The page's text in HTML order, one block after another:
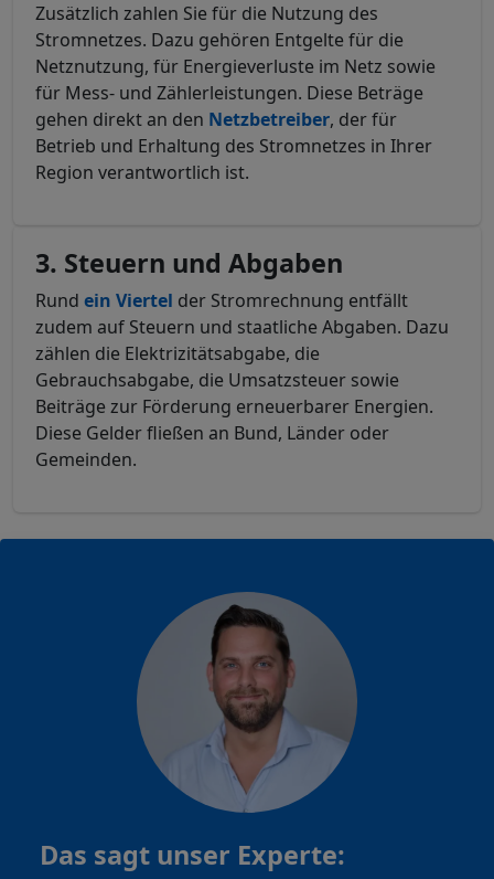
Zusätzlich zahlen Sie für die Nutzung des
Stromnetzes. Dazu gehören Entgelte für die
Netznutzung, für Energieverluste im Netz sowie
für Mess- und Zählerleistungen. Diese Beträge
gehen direkt an den Netzbetreiber, der für
Betrieb und Erhaltung des Stromnetzes in Ihrer
Region verantwortlich ist.
3. Steuern und Abgaben
Rund ein Viertel der Stromrechnung entfällt
zudem auf Steuern und staatliche Abgaben. Dazu
zählen die Elektrizitätsabgabe, die
Gebrauchsabgabe, die Umsatzsteuer sowie
Beiträge zur Förderung erneuerbarer Energien.
Diese Gelder fließen an Bund, Länder oder
Gemeinden.
Das sagt unser Experte: